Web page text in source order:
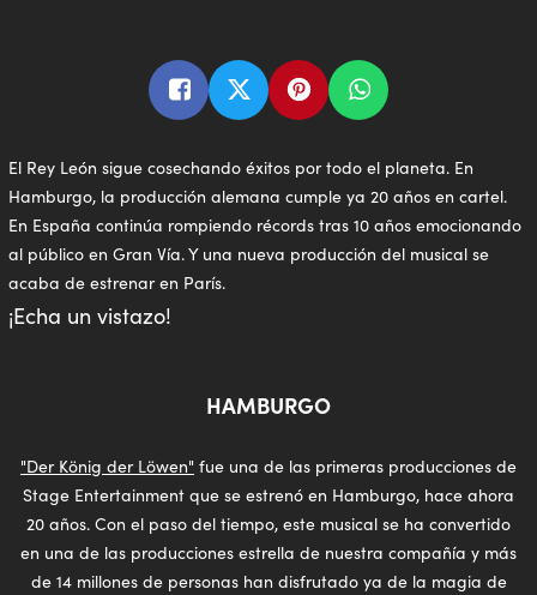
El Rey León sigue cosechando éxitos por todo el planeta. En
Hamburgo, la producción alemana cumple ya 20 años en cartel.
En España continúa rompiendo récords tras 10 años emocionando
al público en Gran Vía. Y una nueva producción del musical se
acaba de estrenar en París.
¡Echa un vistazo!
HAMBURGO
"Der König der Löwen" fue una de las primeras producciones de
Stage Entertainment que se estrenó en Hamburgo, hace ahora
20 años. Con el paso del tiempo, este musical se ha convertido
en una de las producciones estrella de nuestra compañía y más
de 14 millones de personas han disfrutado ya de la magia de